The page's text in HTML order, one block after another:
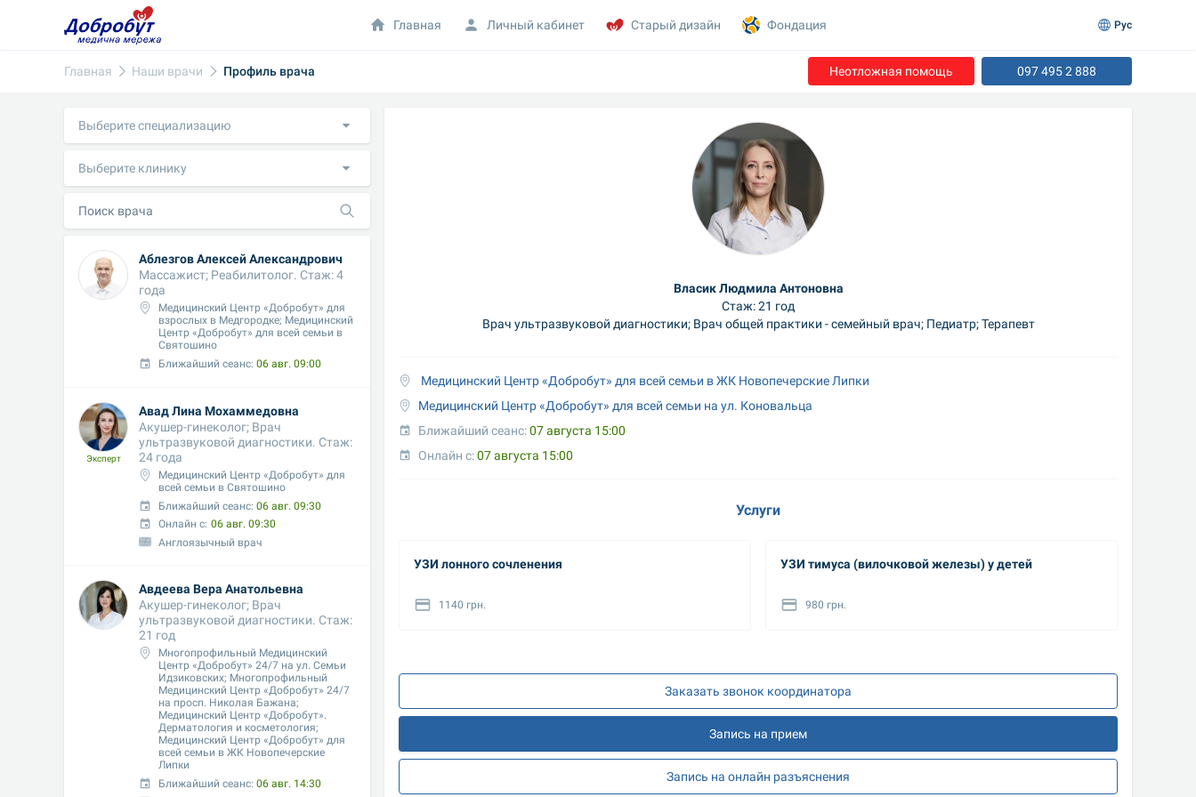
Главная Наши врачи Профиль врача Неотложная помощь 097 495 2 888
Выберите специализацию
Выберите клинику
Аблезгов Алексей Александрович
Массажист; Реабилитолог. Стаж: 4
года
Медицинский Центр «Добробут» для
взрослых в Медгородке; Медицинский
Центр «Добробут» для всей семьи в
Святошино
Ближайший сеанс: 06 авг. 09:00
Эксперт
Авад Лина Мохаммедовна
Акушер-гинеколог; Врач
ультразвуковой диагностики. Стаж:
24 года
Медицинский Центр «Добробут» для
всей семьи в Святошино
Ближайший сеанс: 06 авг. 09:30
Онлайн с: 06 авг. 09:30
Англоязычный врач
Авдеева Вера Анатольевна
Акушер-гинеколог; Врач
ультразвуковой диагностики. Стаж:
21 год
Многопрофильный Медицинский
Центр «Добробут» 24/7 на ул. Семьи
Идзиковских; Многопрофильный
Медицинский Центр «Добробут» 24/7
на просп. Николая Бажана;
Медицинский Центр «Добробут».
Дерматология и косметология;
Медицинский Центр «Добробут» для
всей семьи в ЖК Новопечерские
Липки
Ближайший сеанс: 06 авг. 14:30
Власик Людмила Антоновна
Стаж: 21 год
Врач ультразвуковой диагностики; Врач общей практики - семейный врач; Педиатр; Терапевт
Медицинский Центр «Добробут» для всей семьи в ЖК Новопечерские Липки
Медицинский Центр «Добробут» для всей семьи на ул. Коновальца
Ближайший сеанс: 07 августа 15:00
Онлайн с: 07 августа 15:00
Услуги
УЗИ лонного сочленения
1140 грн.
УЗИ тимуса (вилочковой железы) у детей
980 грн.
Заказать звонок координатора
Запись на прием
Запись на онлайн разъяснения
Главная Личный кабинет Старый дизайн Фондация Рус